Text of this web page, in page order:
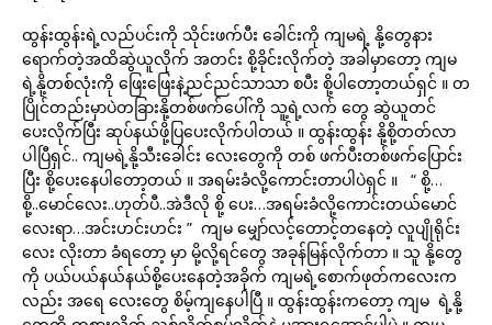
ထွန်းထွန်းရဲ့လည်ပင်းကို သိုင်းဖက်ပီး ခေါင်းကို ကျမရဲ့ နို့တွေနား
ရောက်တဲ့အထိဆွဲယူလိုက် အတင်း စို့ခိုင်းလိုက်တဲ့ အခါမှာတော့ ကျမ
ရဲ့နို့တစ်လုံးကို ဖြေးဖြေးနဲ့ညင်ညင်သာသာ စပီး စို့ပါတော့တယ်ရှင် ။ တ
ပြိုင်တည်းမှာပဲတခြားနို့တစ်ဖက်ပေါ်ကို သူ့ရဲ့လက် တွေ ဆွဲယူတင်
ပေးလိုက်ပြီး ဆုပ်နယ်ဖို့ပြပေးလိုက်ပါတယ် ။ ထွန်းထွန်း နို့စို့တတ်လာ
ပါပြီရှင်.. ကျမရဲ့နို့သီးခေါင်း လေးတွေကို တစ် ဖက်ပီးတစ်ဖက်ပြောင်း
ပြီး စို့ပေးနေပါတော့တယ် ။ အရမ်းခံလို့ကောင်းတာပါပဲရှင် ။ “ စို့…
စို့..မောင်လေး..ဟုတ်ပီ..အဲဒီလို စို့ ပေး…အရမ်းခံလို့ကောင်းတယ်မောင်
လေးရာ…အင်းဟင်းဟင်း ” ကျမ မျှော်လင့်တောင့်တနေတဲ့ လူပျိုရိုင်း
လေး လိုးတာ ခံရတော့ မှာ မို့လို့ရင်တွေ အခုန်မြန်လိုက်တာ ။ သူ နို့တွေ
ကို ပယ်ပယ်နယ်နယ်စို့ပေးနေတဲ့အခိုက် ကျမရဲ့စောက်ဖုတ်ကလေးက
လည်း အရေ လေးတွေ စိမ့်ကျနေပါပြီ ။ ထွန်းထွန်းကတော့ ကျမ ရဲ့နို့